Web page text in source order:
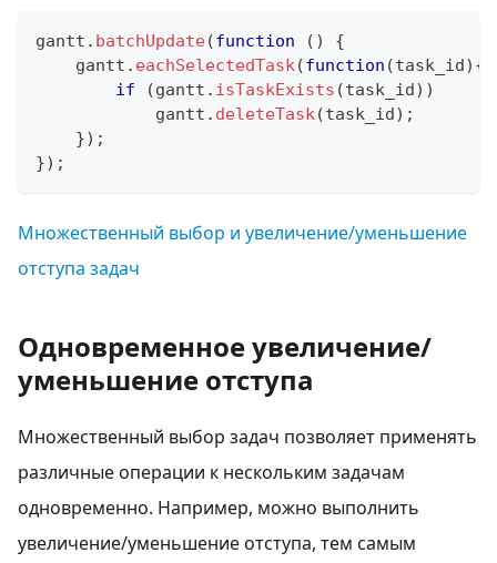
gantt . batchUpdate(function ( )
{
    gantt
. eachSelectedTask(function (task_id) {
if
(gantt . isTaskExists (task_id) )
            gantt
. deleteTask(task_id) ;
}) ;
}) ;
Множественный выбор и увеличение/уменьшение
отступа задач
Одновременное увеличение/
уменьшение отступа
Множественный выбор задач позволяет применять
различные операции к нескольким задачам
одновременно. Например, можно выполнить
увеличение/уменьшение отступа, тем самым